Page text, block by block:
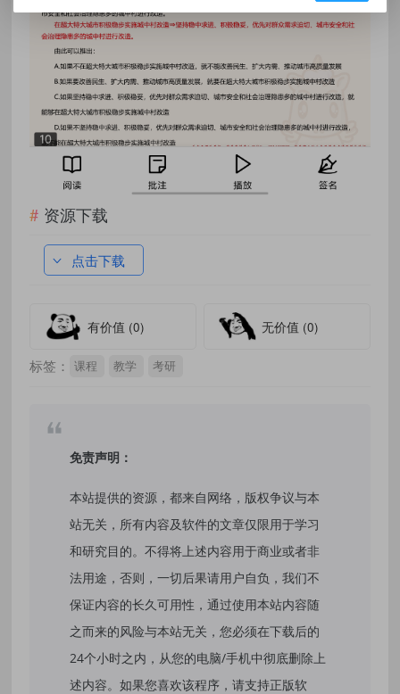
资源下载
点击下载
有价值 (0) 无价值 (0)
标签： 课程 教学 考研
免责声明：
本站提供的资源，都来自网络，版权争议与本
站无关，所有内容及软件的文章仅限用于学习
和研究目的。不得将上述内容用于商业或者非
法用途，否则，一切后果请用户自负，我们不
保证内容的长久可用性，通过使用本站内容随
之而来的风险与本站无关，您必须在下载后的
24个小时之内，从您的电脑/手机中彻底删除上
述内容。如果您喜欢该程序，请支持正版软